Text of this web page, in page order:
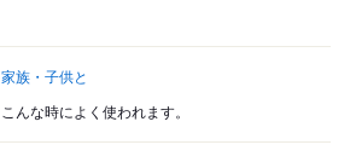
家族・子供と
こんな時によく使われます。